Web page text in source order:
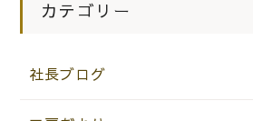
カテゴリー
社長ブログ